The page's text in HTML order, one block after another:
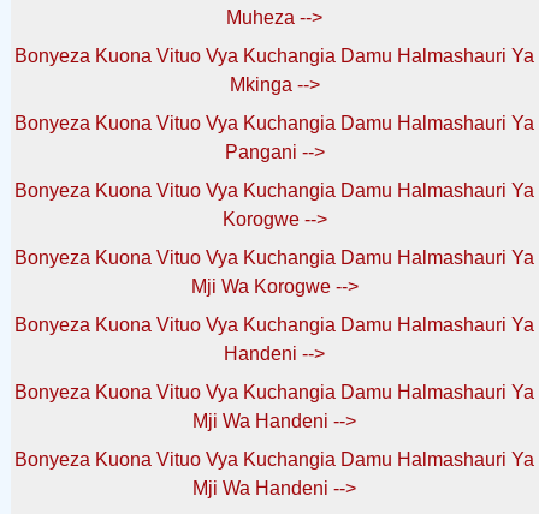
Muheza -->
Bonyeza Kuona Vituo Vya Kuchangia Damu Halmashauri Ya
Mkinga -->
Bonyeza Kuona Vituo Vya Kuchangia Damu Halmashauri Ya
Pangani -->
Bonyeza Kuona Vituo Vya Kuchangia Damu Halmashauri Ya
Korogwe -->
Bonyeza Kuona Vituo Vya Kuchangia Damu Halmashauri Ya
Mji Wa Korogwe -->
Bonyeza Kuona Vituo Vya Kuchangia Damu Halmashauri Ya
Handeni -->
Bonyeza Kuona Vituo Vya Kuchangia Damu Halmashauri Ya
Mji Wa Handeni -->
Bonyeza Kuona Vituo Vya Kuchangia Damu Halmashauri Ya
Mji Wa Handeni -->